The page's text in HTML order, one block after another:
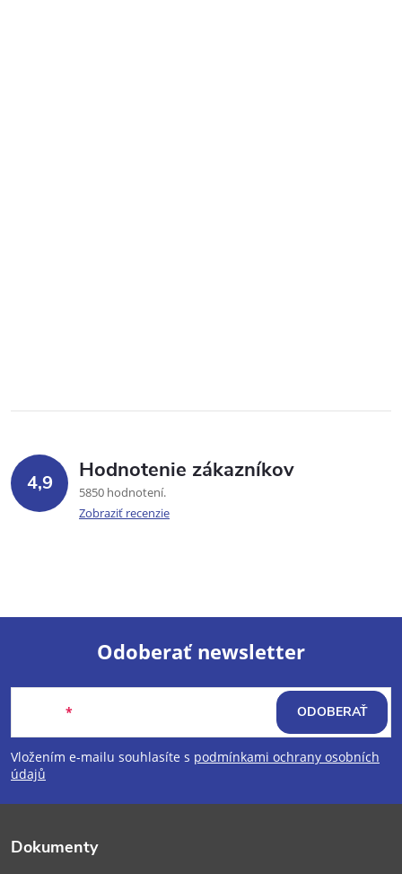
4,9 Hodnotenie zákazníkov
5850 hodnotení
Zobraziť recenzie
Z
á
p
Odoberať newsletter
Vložením e-mailu souhlasíte s podmínkami ochrany osobních
údajů
ODOBERAŤ
Dokumenty